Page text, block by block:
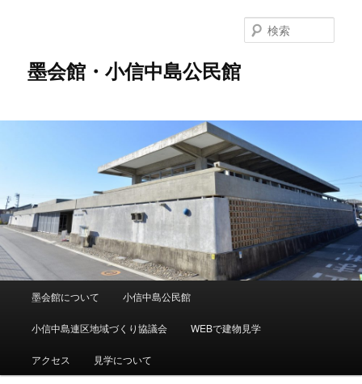
墨会館・小信中島公民館
索
ュ
墨会館について 小信中島公民館
小信中島連区地域づくり協議会 WEBで建物見学
アクセス 見学について